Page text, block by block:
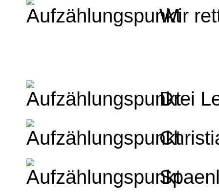
Wir
Drei